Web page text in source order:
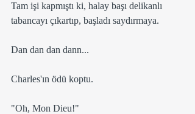
Tam işi kapmıştı ki, halay başı delikanlı
tabancayı çıkartıp, başladı saydırmaya.
Dan dan dan dann...
Charles'ın ödü koptu.
"Oh, Mon Dieu!"